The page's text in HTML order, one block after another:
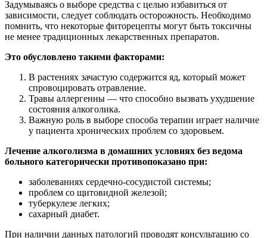
Задумываясь о выборе средства с целью избавиться от
зависимости, следует соблюдать осторожность. Необходимо
помнить, что некоторые фиторецепты могут быть токсичны
не менее традиционных лекарственных препаратов.
Это обусловлено такими факторами:
В растениях зачастую содержится яд, который может
спровоцировать отравление.
Травы аллергенны — что способно вызвать ухудшение
состояния алкоголика.
Важную роль в выборе способа терапии играет наличие
у пациента хронических проблем со здоровьем.
Лечение алкоголизма в домашних условиях без ведома
больного категорически противопоказано при:
заболеваниях сердечно-сосудистой системы;
проблем со щитовидной железой;
туберкулезе легких;
сахарный диабет.
При наличии данных патологий проводят консультацию со